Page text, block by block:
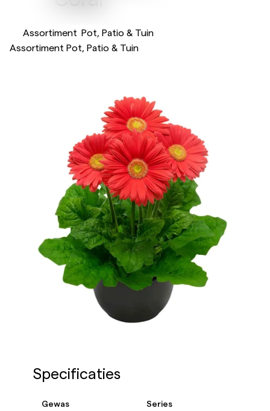
Assortiment Pot, Patio & Tuin
Assortiment Pot, Patio & Tuin
Specificaties
Gewas Series